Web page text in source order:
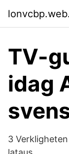
TV-
idag
3